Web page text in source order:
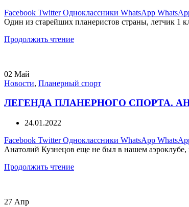
Facebook Twitter Одноклассники WhatsApp
Один из старейших планеристов страны, летчик
Продолжить чтение
02 Май
Новости, Планерный спорт
ЛЕГЕНДА ПЛАНЕРНОГО СПОРТА.
24.01.2022
Facebook Twitter Одноклассники WhatsApp
Анатолий Кузнецов еще не был в нашем
Продолжить чтение
27 Апр